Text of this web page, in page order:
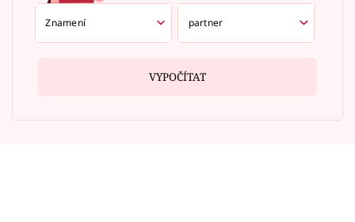
VYPOČÍTAT